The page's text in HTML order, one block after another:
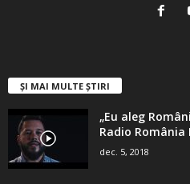
ȘI MAI MULTE ȘTIRI
„Eu aleg
Radio România
dec. 5, 2018